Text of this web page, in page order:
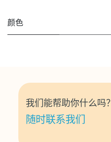
颜色
我们能帮助你什么吗？
随时联系我们